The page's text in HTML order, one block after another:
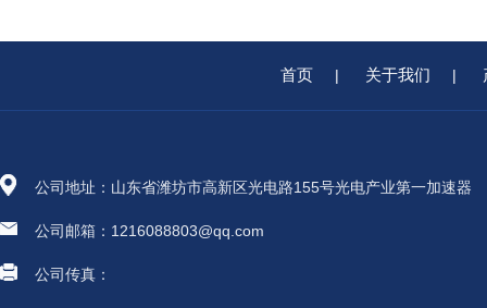
首页 | 关于我们 |
公司地址：山东省潍坊市高新区光电路155号光电产业第一加速器
公司邮箱：1216088803@qq.com
公司传真：